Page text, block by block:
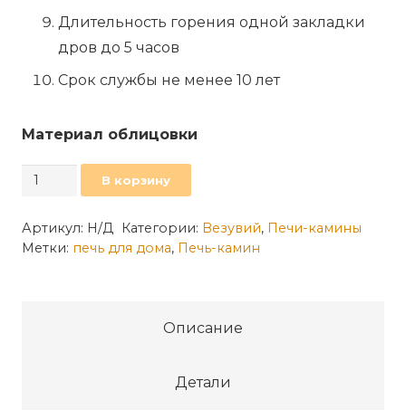
Длительность горения одной закладки
дров до 5 часов
Срок службы не менее 10 лет
Материал облицовки
Количество
Печь-
Камин
В корзину
Артикул: Н/Д Категории: Везувий, Печи-камины
Метки: печь для дома, Печь-камин
Описание
Детали